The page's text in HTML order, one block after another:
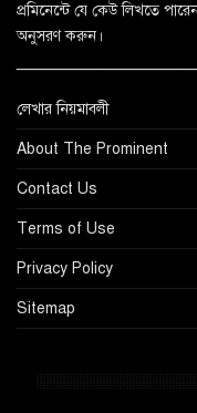
প্রমিনেন্টে যে কেউ লিখতে
অনুসরণ করুন।
লেখার নিয়মাবলী
About The Prominent
Contact Us
Terms of Use
Privacy Policy
Sitemap